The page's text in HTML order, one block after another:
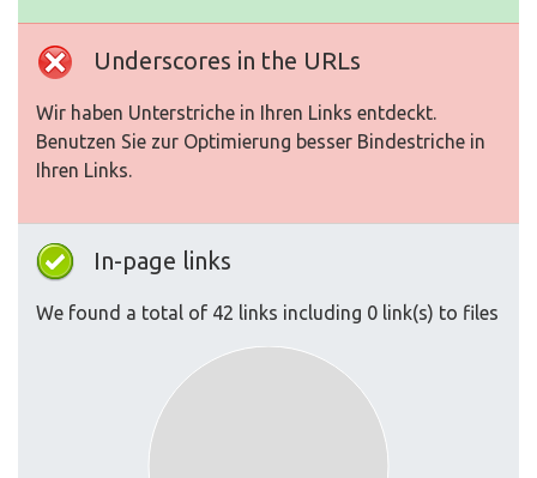
Underscores in the URLs
Wir haben Unterstriche in Ihren Links entdeckt.
Benutzen Sie zur Optimierung besser Bindestriche in
Ihren Links.
In-page links
We found a total of 42 links including 0 link(s) to files